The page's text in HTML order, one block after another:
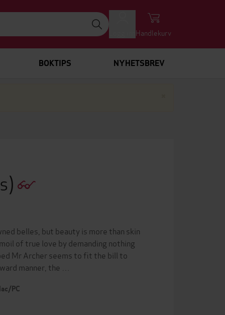
Handlekurv
BOKTIPS NYHETSBREV
belles, but beauty is more than skin
of true love by demanding nothing
Mr Archer seems to fit the bill to
manner, the …
PC